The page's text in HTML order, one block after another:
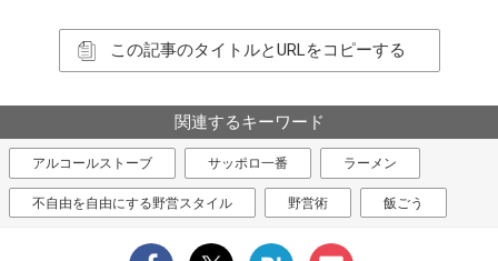
この記事のタイトルとURLをコピーする
関連するキーワード
アルコールストーブ サッポロ一番 ラーメン
不自由を自由にする野営スタイル 野営術 飯ごう